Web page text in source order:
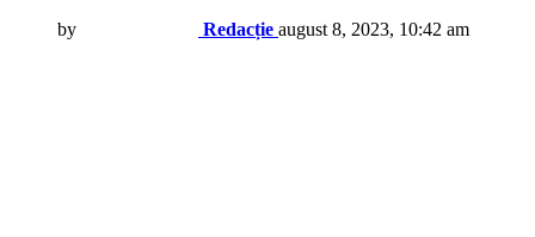
by Redacție august 8, 2023, 10:42 am